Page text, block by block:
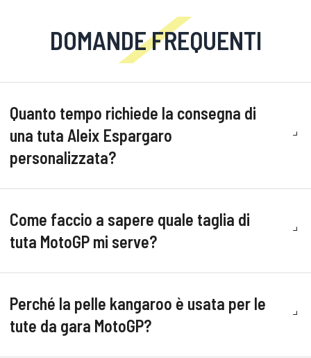
DOMANDE FREQUENTI
Quanto tempo richiede la consegna di
una tuta Aleix Espargaro
personalizzata?
Come faccio a sapere quale taglia di
tuta MotoGP mi serve?
Perché la pelle kangaroo è usata per le
tute da gara MotoGP?